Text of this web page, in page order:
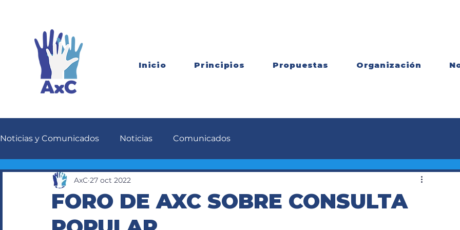
Inicio Principios Propuestas Organización
Noticias y Comunicados Noticias Comunicados
FORO DE AXC SOBRE CONSULTA
AxC 27 oct 2022